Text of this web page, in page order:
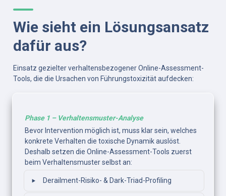
Wie sieht ein Lösungsansatz
dafür aus?
Einsatz gezielter verhaltensbezogener Online-Assessment-
Tools, die die Ursachen von Führungstoxizität aufdecken:
Phase 1 – Verhaltensmuster-Analyse
Bevor Intervention möglich ist, muss klar sein, welches
konkrete Verhalten die toxische Dynamik auslöst.
Deshalb setzen die Online-Assessment-Tools zuerst
beim Verhaltensmuster selbst an:
‣ Derailment-Risiko- & Dark-Triad-Profiling